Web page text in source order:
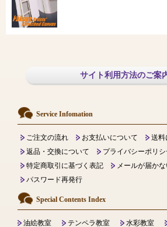
サイト利用方法のご案
Service Infomation
ご注文の流れ お支払いについて
送料
返品・交換について
プライバシーポリシ
特定商取引に基づく表記
メールが届か
パスワード再発行
Special Contents Index
油絵教室 テンペラ教室 水彩教室